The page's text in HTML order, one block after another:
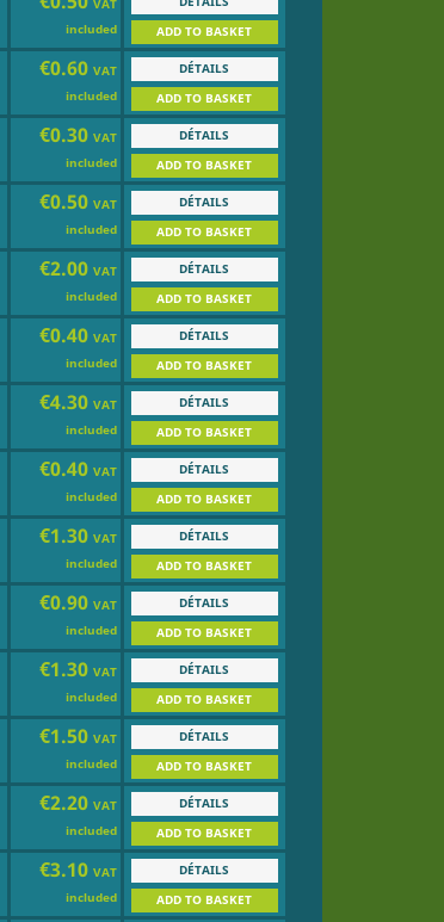
VAT
included
ADD TO BASKET
€0.60 VAT
included
DÉTAILS
ADD TO BASKET
€0.30 VAT
included
DÉTAILS
ADD TO BASKET
€0.50 VAT
included
DÉTAILS
ADD TO BASKET
€2.00 VAT
included
DÉTAILS
ADD TO BASKET
€0.40 VAT
included
DÉTAILS
ADD TO BASKET
€4.30 VAT
included
DÉTAILS
ADD TO BASKET
€0.40 VAT
included
DÉTAILS
ADD TO BASKET
€1.30 VAT
included
DÉTAILS
ADD TO BASKET
€0.90 VAT
included
DÉTAILS
ADD TO BASKET
€1.30 VAT
included
DÉTAILS
ADD TO BASKET
€1.50 VAT
included
DÉTAILS
ADD TO BASKET
€2.20 VAT
included
DÉTAILS
ADD TO BASKET
€3.10 VAT
included
DÉTAILS
ADD TO BASKET